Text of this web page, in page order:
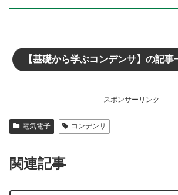
【基礎から学ぶコンデンサ】の記事
スポンサーリンク
電気電子 コンデンサ
関連記事